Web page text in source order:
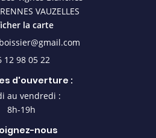
VAUZELLES
la carte
12 98 05 22
d'ouverture :
au vendredi :
8h-19h
nous